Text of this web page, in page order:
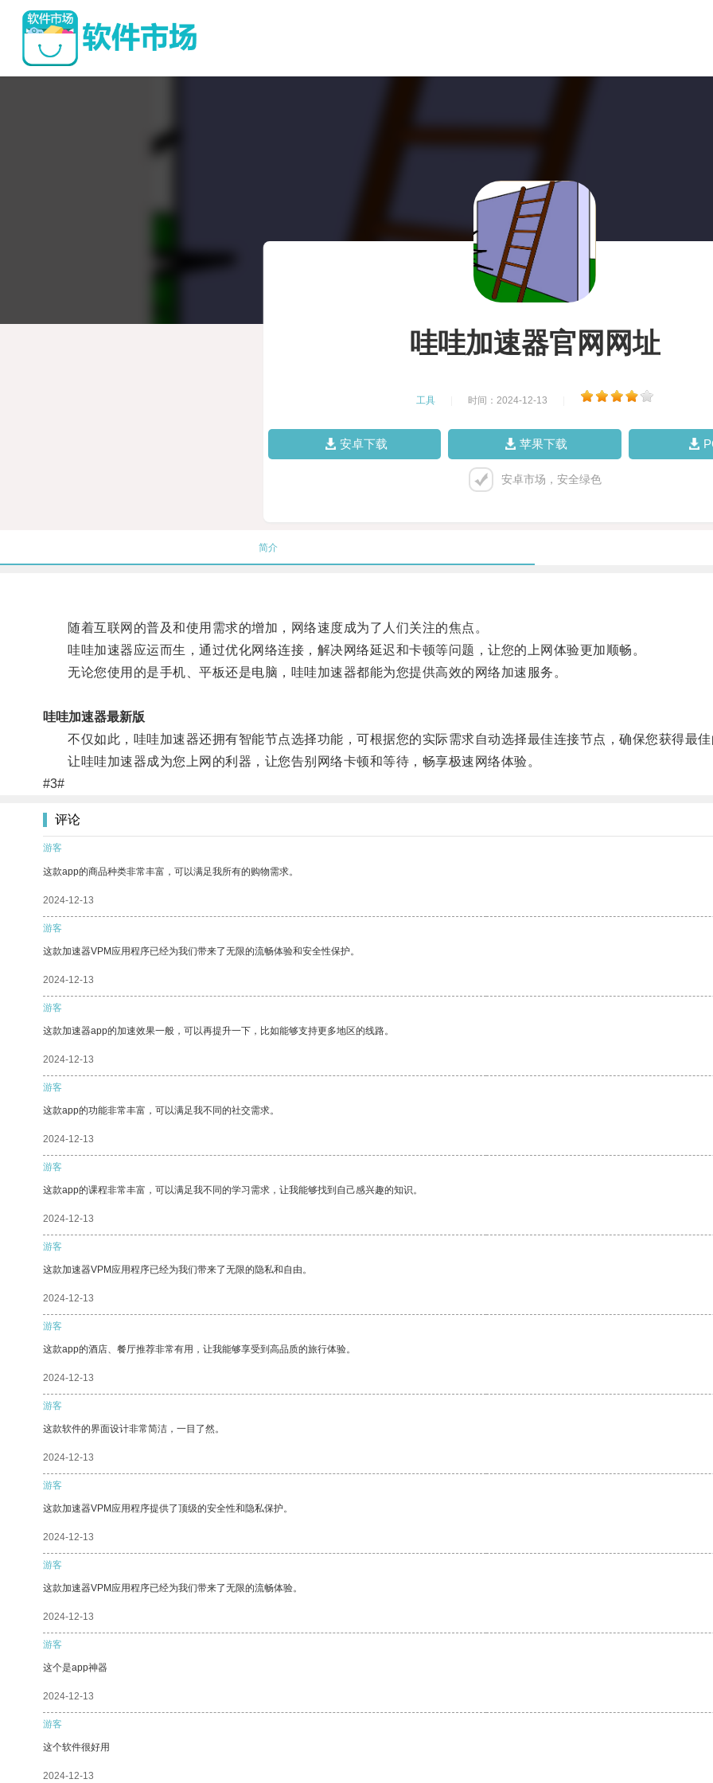
哇哇加速器官网网址
工具 时间：2024-12-13
安卓下载 苹果下载
安卓市场，安全绿色
简介
随着互联网的普及和使用需求的增加，网络速度成为了人们关注的焦点。
哇哇加速器应运而生，通过优化网络连接，解决网络延迟和卡顿等问题，让您的上网体验更加顺畅。
无论您使用的是手机、平板还是电脑，哇哇加速器都能为您提供高效的网络加速服务。
哇哇加速器最新版
不仅如此，哇哇加速器还拥有智能节点选择功能，可根据您的实际需求自动选择最佳连接节点，确保您获得最佳
让哇哇加速器成为您上网的利器，让您告别网络卡顿和等待，畅享极速网络体验。
#3#
评论
游客
这款app的商品种类非常丰富，可以满足我所有的购物需求。
2024-12-13
游客
这款加速器VPM应用程序已经为我们带来了无限的流畅体验和安全性保护。
2024-12-13
游客
这款加速器app的加速效果一般，可以再提升一下，比如能够支持更多地区的线路。
2024-12-13
游客
这款app的功能非常丰富，可以满足我不同的社交需求。
2024-12-13
游客
这款app的课程非常丰富，可以满足我不同的学习需求，让我能够找到自己感兴趣的知识。
2024-12-13
游客
这款加速器VPM应用程序已经为我们带来了无限的隐私和自由。
2024-12-13
游客
这款app的酒店、餐厅推荐非常有用，让我能够享受到高品质的旅行体验。
2024-12-13
游客
这款软件的界面设计非常简洁，一目了然。
2024-12-13
游客
这款加速器VPM应用程序提供了顶级的安全性和隐私保护。
2024-12-13
游客
这款加速器VPM应用程序已经为我们带来了无限的流畅体验。
2024-12-13
游客
这个是app神器
2024-12-13
游客
这个软件很好用
2024-12-13